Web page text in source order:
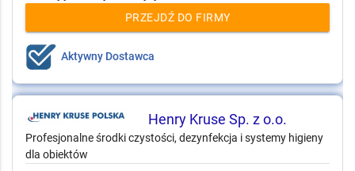
PRZEJDŹ DO FIRMY
Aktywny Dostawca
Henry Kruse Sp. z o.o.
Profesjonalne środki czystości, dezynfekcja i systemy higieny
dla obiektów